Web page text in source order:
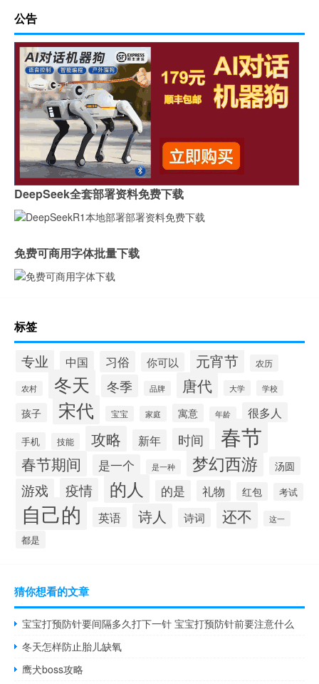
公告
DeepSeek全套部署资料免费下载
免费可商用字体批量下载
标签
专业 中国 习俗 你可以 元宵节 农历
农村 冬天 冬季 品牌 唐代 大学 学校
孩子 宋代 宝宝 家庭 寓意 年龄 很多人
手机 技能 攻略 新年 时间 春节
春节期间 是一个 是一种 梦幻西游 汤圆
游戏 疫情 的人 的是 礼物 红包 考试
自己的 英语 诗人 诗词 还不 这一
都是
猜你想看的文章
宝宝打预防针要间隔多久打下一针 宝宝打预防针前要注意什么
冬天怎样防止胎儿缺氧
鹰犬boss攻略